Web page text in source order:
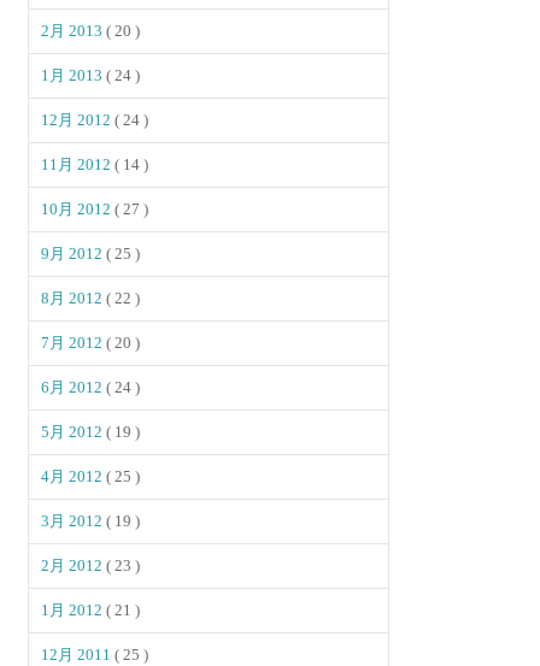
2月 2013( 20 )
1月 2013( 24 )
12月 2012( 24 )
11月 2012( 14 )
10月 2012( 27 )
9月 2012( 25 )
8月 2012( 22 )
7月 2012( 20 )
6月 2012( 24 )
5月 2012( 19 )
4月 2012( 25 )
3月 2012( 19 )
2月 2012( 23 )
1月 2012( 21 )
12月 2011( 25 )